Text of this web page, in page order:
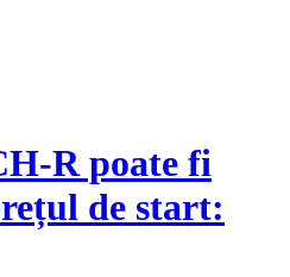
R poate fi
de start: